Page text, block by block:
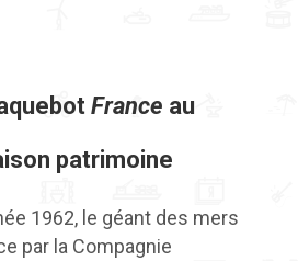
France au
patrimoine
1962, le géant des mers
par la Compagnie